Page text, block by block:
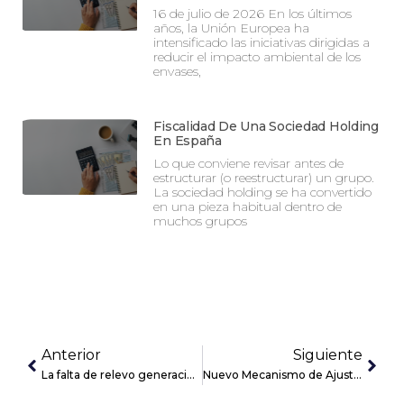
16 de julio de 2026 En los últimos
años, la Unión Europea ha
intensificado las iniciativas dirigidas a
reducir el impacto ambiental de los
envases,
Fiscalidad De Una Sociedad Holding
En España
Lo que conviene revisar antes de
estructurar (o reestructurar) un grupo.
La sociedad holding se ha convertido
en una pieza habitual dentro de
muchos grupos
Anterior
La falta de relevo generacional impulsa el M&A entre las empresas familiares
Siguiente
Nuevo Mecanismo de Ajuste en Frontera por Carbono (MAFC) para los importadores de la UE